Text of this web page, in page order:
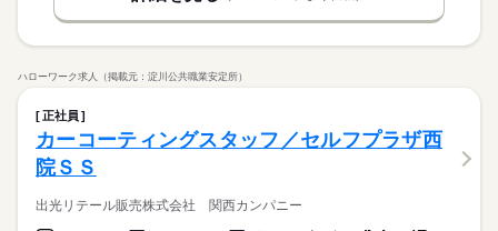
ハローワーク求人（掲載元：淀川公共職業安定所）
正社員
カーコーティングスタッフ／セルフプラザ西
院ＳＳ
出光リテール販売株式会社 関西カンパニー